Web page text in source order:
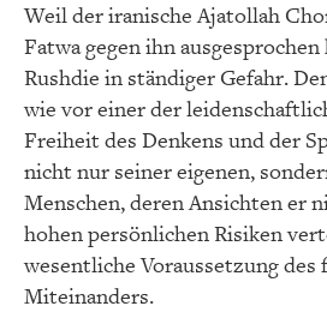
Weil der iranische Ajatollah
Fatwa gegen ihn
Rushdie in ständiger Gefahr.
wie vor einer der
Freiheit des Denkens und der
nicht nur seiner eigenen,
Menschen, deren Ansichten er
hohen persönlichen Risiken
wesentliche Voraussetzung
Miteinanders.